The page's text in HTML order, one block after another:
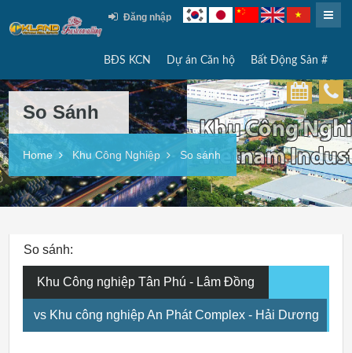
Đăng nhập
BĐS KCN Dự án Căn hộ Bất Động Sản #
So Sánh
Home Khu Công Nghiệp So sánh
So sánh:
Khu Công nghiệp Tân Phú - Lâm Đồng
vs Khu công nghiệp An Phát Complex - Hải Dương